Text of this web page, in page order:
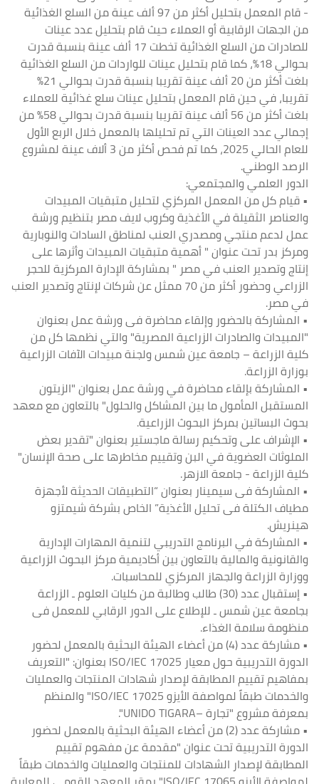
- قام المعمل بتحليل أكثر من 97 ألف عينة من السلع الغذائية
من الجهات الرقابية أو العملاء حيث قام بتحليل عدد عينات
للصادرات من السلع الغذائية تخطت 17 ألف عينة بنسبة قدرت
بحوالي 18%، كما قام بتحليل عينات للواردات من السلع الغذائية
بلغت أكثر من 20 ألف عينة تقريبا بنسبة قدرت بحوالي 21%
تقريبا، في حين قام المعمل بتحليل عينات سلع غذائية للعملاء
بلغت أكثر من 56 ألف عينة تقريبا بنسبة قدرت بحوالي 58% من
إجمالي عدد العينات التي تم تحليلها بالمعمل خلال الربع الأول
للعام الحالي 2025، كما تم فحص أكثر من 3 ألاف عينة لمشروع
الرصد الوطني.
الدور العلمي والمجتمعي:
• قيام كل من المعمل المركزي لتحليل متبقيات المبيدات
والعناصر الثقيلة في الأغذية وكروب لايف مصر بتنظيم ورشة
عمل لدعم منتجي ومصدري العنب لمناطق السادات والنوبارية
ومركز بدر تحت عنوان " أهمية متبقيات المبيدات وأثرها على
إنتاج وتصدير العنب في مصر " بمشاركة الإدارة المركزية للحجر
الزراعي وحضور أكثر من 70 ممثل عن شركات لإنتاج وتصدير العنب
في مصر.
• المشاركة بالحضور وإلقاء محاضرة فى ورشة عمل بعنوان
"المبيدات والصادرات الزراعية المصرية" والتي نظمها كل من
كلية الزراعة – جامعة عين شمس ولجنة مبيدات الآفات الزراعية
بوزارة الزراعة.
• المشاركة بإلقاء محاضرة في ورشة عمل بعنوان "الزيتون
المستقبل المأمول ما بين المشاكل والحلول" بالتعاون مع معهد
بحوث البساتين بمركز البحوث الزراعية.
• الإشراف على وتحكيم رسالة ماجستير بعنوان "تقدير بعض
الملوثات العضوية في البن وتقييم مخاطرها على صحة الإنسان"
كلية الزراعة - جامعة الازهر.
• المشاركة فى سيمينار بعنوان “التطبيقات الحديثة لأجهزة
مطياف الكتلة فى تحليل الأغذية” الخاص بشركة شيمتزو
هينريش.
• المشاركة في البرنامج التدريبي لتنمية المهارات الإدارية
والقانونية والمالية بالتعاون بين أكاديمية مركز البحوث الزراعية
ووزارة الزراعة والجهاز المركزي للمحاسبات.
• إستقبال عدد (30) طالب وطالبة من كليات العلوم ـ الزراعة
بجامعة عين شمس ـ للإطلاع على الدور الرقابي للمعمل فى
منظومة سلامة الغذاء.
• مشاركة عدد (4) من أعضاء الهيئة البحثية بالمعمل لحضور
الدورة التدريبية حول معيار ISO/IEC 17025 بعنوان: "التعريف
بمفاهيم تقييم المطابقة لإصدار شهادات المنتجات والعمليات
والخدمات طبقاً لمواصفة الأيزو ISO/IEC 17025" والمنظم
بمعرفة مشروع "تجارة –UNIDO TIGARA".
• مشاركة عدد (2) من أعضاء الهيئة البحثية بالمعمل لحضور
الدورة التدريبية تحت عنوان "مقدمة عن مفهوم تقييم
المطابقة لإصدار الشهادات للمنتجات والعمليات والخدمات طبقاً